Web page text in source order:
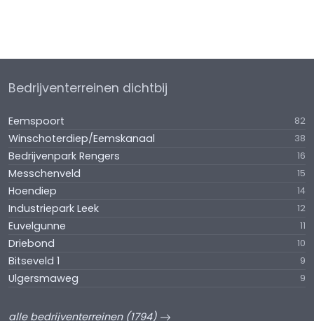
Bedrijventerreinen dichtbij
Eemspoort 82
Winschoterdiep/Eemskanaal 38
Bedrijvenpark Rengers 16
Messchenveld 15
Hoendiep 14
Industriepark Leek 12
Euvelgunne 11
Driebond 10
Bitseveld 1 9
Ulgersmaweg 9
alle bedrijventerreinen (1794)